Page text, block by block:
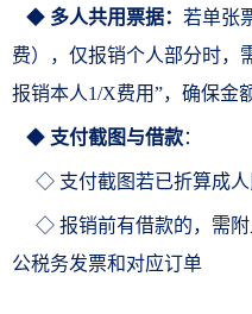
◆ 多人共用票据： 若单张
费），仅报销个人部分时，
报销本人1/X费用”，确保金
◆ 支付截图与借款：
◇ 支付截图若已折算成人
◇ 报销前有借款的，需附
公税务发票和对应订单